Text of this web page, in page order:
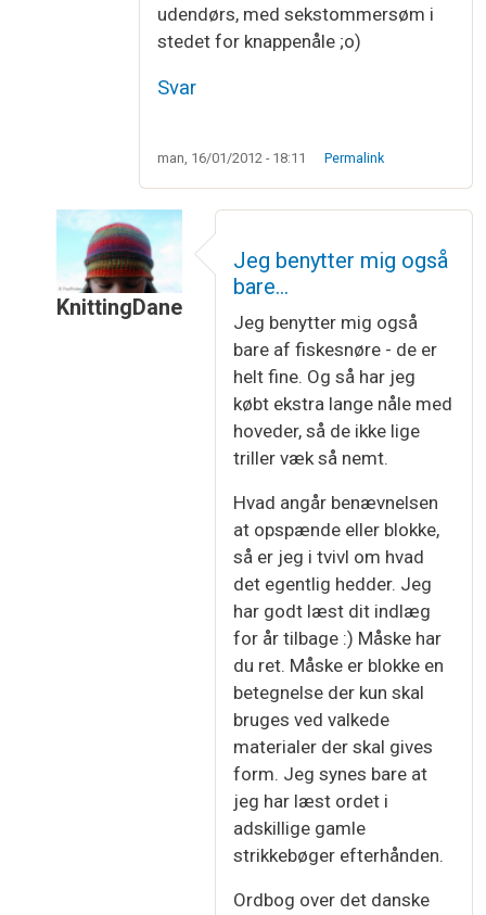
udendørs, med sekstommersøm i
stedet for knappenåle ;o)
Svar
man, 16/01/2012 - 18:11 Permalink
KnittingDane
Jeg har altid spændt op med…
Jeg benytter mig også
bare…
Jeg benytter mig også
bare af fiskesnøre - de er
helt fine. Og så har jeg
købt ekstra lange nåle med
hoveder, så de ikke lige
triller væk så nemt.
Hvad angår benævnelsen
at opspænde eller blokke,
så er jeg i tvivl om hvad
det egentlig hedder. Jeg
har godt læst dit indlæg
for år tilbage :) Måske har
du ret. Måske er blokke en
betegnelse der kun skal
bruges ved valkede
materialer der skal gives
form. Jeg synes bare at
jeg har læst ordet i
adskillige gamle
strikkebøger efterhånden.
Ordbog over det danske